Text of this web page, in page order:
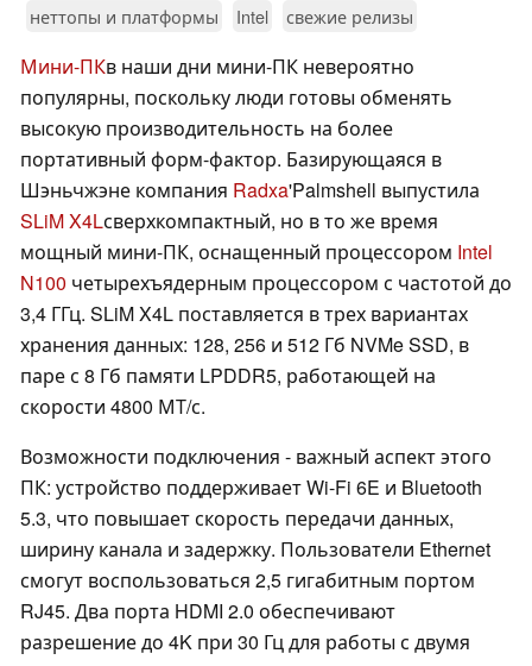
неттопы и платформы Intel свежие релизы
Мини-ПКв наши дни мини-ПК невероятно
популярны, поскольку люди готовы обменять
высокую производительность на более
портативный форм-фактор. Базирующаяся в
Шэньчжэне компания Radxa'Palmshell выпустила
SLiM X4Lсверхкомпактный, но в то же время
мощный мини-ПК, оснащенный процессором Intel
N100 четырехъядерным процессором с частотой до
3,4 ГГц. SLiM X4L поставляется в трех вариантах
хранения данных: 128, 256 и 512 Гб NVMe SSD, в
паре с 8 Гб памяти LPDDR5, работающей на
скорости 4800 МТ/с.
Возможности подключения - важный аспект этого
ПК: устройство поддерживает Wi-Fi 6E и Bluetooth
5.3, что повышает скорость передачи данных,
ширину канала и задержку. Пользователи Ethernet
смогут воспользоваться 2,5 гигабитным портом
RJ45. Два порта HDMI 2.0 обеспечивают
разрешение до 4K при 30 Гц для работы с двумя